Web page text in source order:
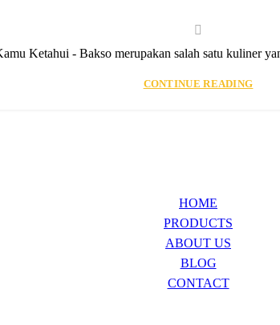
Ketahui - Bakso merupakan salah satu kuliner
CONTINUE READING
HOME
PRODUCTS
ABOUT US
BLOG
CONTACT